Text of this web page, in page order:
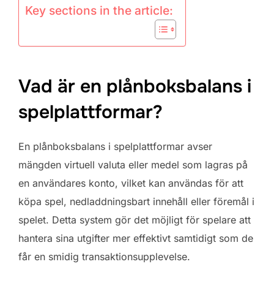
Key sections in the article:
Vad är en plånboksbalans i
spelplattformar?
En plånboksbalans i spelplattformar avser
mängden virtuell valuta eller medel som lagras på
en användares konto, vilket kan användas för att
köpa spel, nedladdningsbart innehåll eller föremål i
spelet. Detta system gör det möjligt för spelare att
hantera sina utgifter mer effektivt samtidigt som de
får en smidig transaktionsupplevelse.